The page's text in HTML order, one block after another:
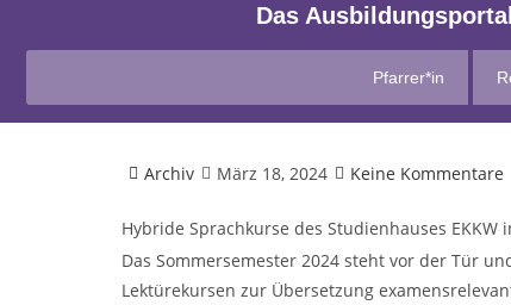
Das
Pfarrer*in
Archiv März 18, 2024 Keine Kommentare
Hybride Sprachkurse des Studienhauses EKKW
Das Sommersemester 2024 steht vor der Tür
Lektürekursen zur Übersetzung